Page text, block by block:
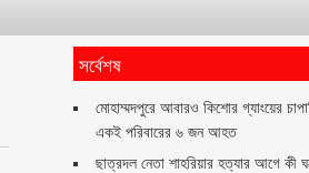
সর্বেশষ
মোহাম্মদপুরে আবারও কিশোর গ্যাংয়ের
একই পরিবারের ৬ জন আহত
ছাত্রদল নেতা শাহরিয়ার হত্যার আগে কী